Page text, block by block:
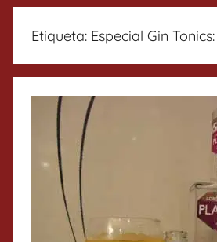
Etiqueta: Especial Gin